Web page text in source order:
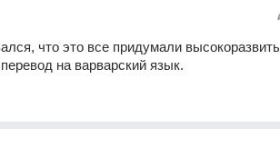
что это все придумали
на варварский язык.